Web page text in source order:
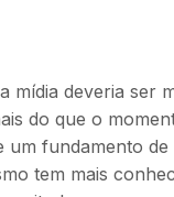
deveria ser
do que o
fundamento de
tem mais